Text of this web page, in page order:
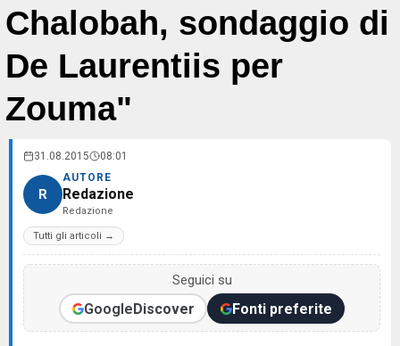
Chalobah, sondaggio di
De Laurentiis per
Zouma"
31.08.2015 08:01
R
AUTORE
Redazione
Redazione
Tutti gli articoli →
Seguici su
GoogleDiscover Fonti preferite